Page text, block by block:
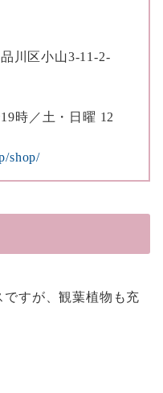
川区小山3-11-2-
時／土・日曜 12
shop/
すが、観葉植物も充